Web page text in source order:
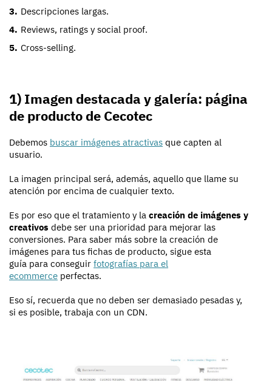
Descripciones largas.
Reviews, ratings y social proof.
Cross-selling.
1) Imagen destacada y galería: página
de producto de Cecotec
Debemos buscar imágenes atractivas que capten al
usuario.
La imagen principal será, además, aquello que llame su
atención por encima de cualquier texto.
Es por eso que el tratamiento y la creación de imágenes y
creativos debe ser una prioridad para mejorar las
conversiones. Para saber más sobre la creación de
imágenes para tus fichas de producto, sigue esta
guía para conseguir fotografías para el
ecommerce perfectas.
Eso sí, recuerda que no deben ser demasiado pesadas y,
si es posible, trabaja con un CDN.